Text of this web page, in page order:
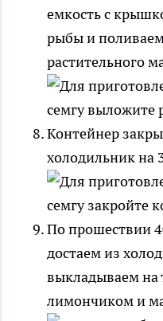
емкость с
рыбы и
растительного
Контейнер
холодильник на
По прошествии
достаем из
выкладываем на
лимончиком и